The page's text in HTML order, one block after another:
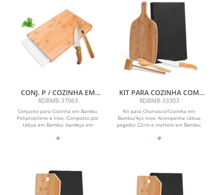
CONJ. P / COZINHA EM
BAMBU / MADEIRA / INOX /
POLIPROPILENO - 4 PÇS
RDBMB-37063
Conjunto para Cozinha em Bambu,
Polipropileno e Inox. Composto por
tábua em Bambu; bandeja em
KIT PARA COZINHA COM
TÁBUA, PEGADOR E
MARTELO - 4 PÇS
RDBMB-33303
Kit para Churrasco/Cozinha em
Bambu/Aço Inox; Acompanha tábua,
pegador 22cm e martelo em Bambu;